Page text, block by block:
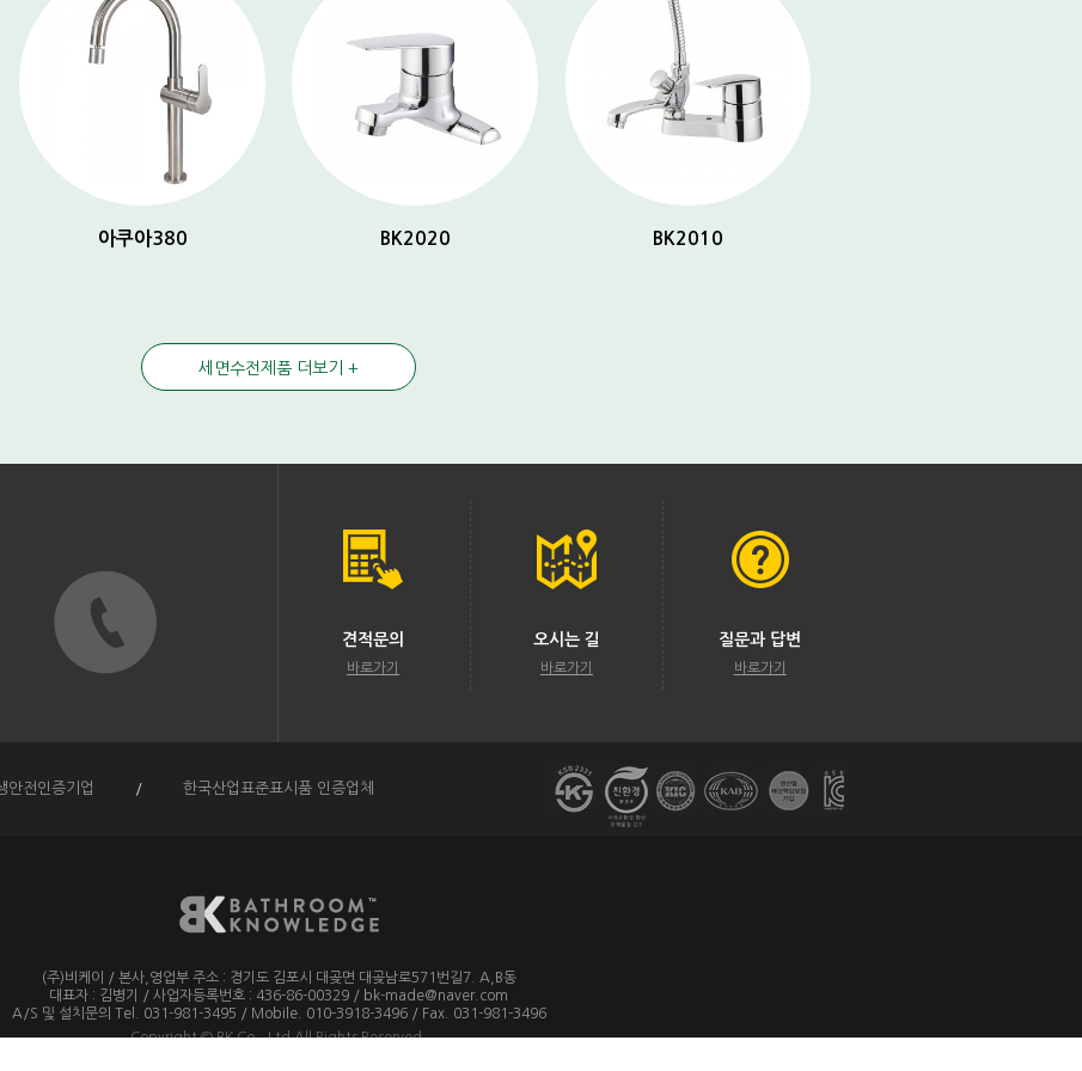
아쿠아380 BK2020 BK2010
세면수전제품 더보기 +
견적문의
바로가기
오시는 길
바로가기
질문과 답변
바로가기
안전인증기업 / 한국산업표준표시품 인증업체
(주)비케이 /본사,영업부 주소 : 경기도 김포시 대곶면 대곶남로571번길7. A,B동
대표자 : 김병기 / 사업자등록번호 : 436-86-00329 / bk-made@naver.com
A/S 및 설치문의 Tel. 031-981-3495 /Mobile. 010-3918-3496 /Fax. 031-981-3496
Copyright©BK Co., Ltd All Rights Reserved.